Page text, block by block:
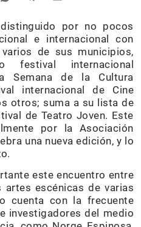
por no pocos
e internacional con
de sus municipios,
festival internacional
Semana de la Cultura
internacional de Cine
otros; suma a su lista de
de Teatro Joven. Este
por la Asociación
una nueva edición, y lo
este encuentro entre
artes escénicas de varias
cuenta con la frecuente
investigadores del medio